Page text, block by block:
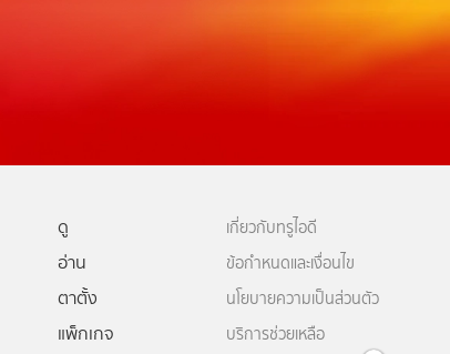
ดู
อ่าน
ตาตั้ง
แพ็กเกจ
เกี่ยวกับทรูไอดี
ข้อกำหนดและเงื่อนไข
นโยบายความเป็นส่วนตัว
บริการช่วยเหลือ